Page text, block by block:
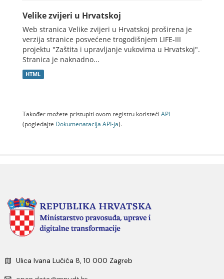
Velike zvijeri u Hrvatskoj
Web stranica Velike zvijeri u Hrvatskoj proširena je
verzija stranice posvećene trogodišnjem LIFE-III
projektu "Zaštita i upravljanje vukovima u Hrvatskoj".
Stranica je naknadno...
HTML
Također možete pristupiti ovom registru koristeći API
(pogledajte Dokumenаtаcijа API-jа).